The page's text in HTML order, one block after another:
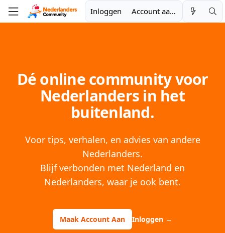
Inloggen Account aanmaken
Dé online community voor
Nederlanders in het
buitenland.
Voor tips, verhalen, en advies van andere
Nederlanders.
Blijf verbonden met Nederland en
Nederlanders, waar je ook bent.
Maak Account Aan Inloggen →